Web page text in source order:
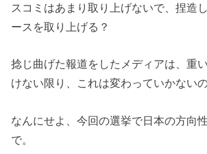
スコミはあまり取り上げないで、捏造
ースを取り上げる？
捻じ曲げた報道をしたメディアは、重
けない限り、これは変わっていかない
なんにせよ、今回の選挙で日本の方向
で。